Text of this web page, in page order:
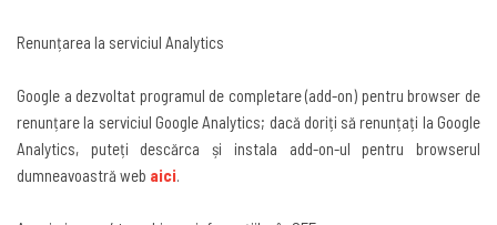
Renunțarea la serviciul Analytics
Google a dezvoltat programul de completare (add-on) pentru browser de
renunțare la serviciul Google Analytics; dacă doriți să renunțați la Google
Analytics, puteți descărca și instala add-on-ul pentru browserul
dumneavoastră web aici.